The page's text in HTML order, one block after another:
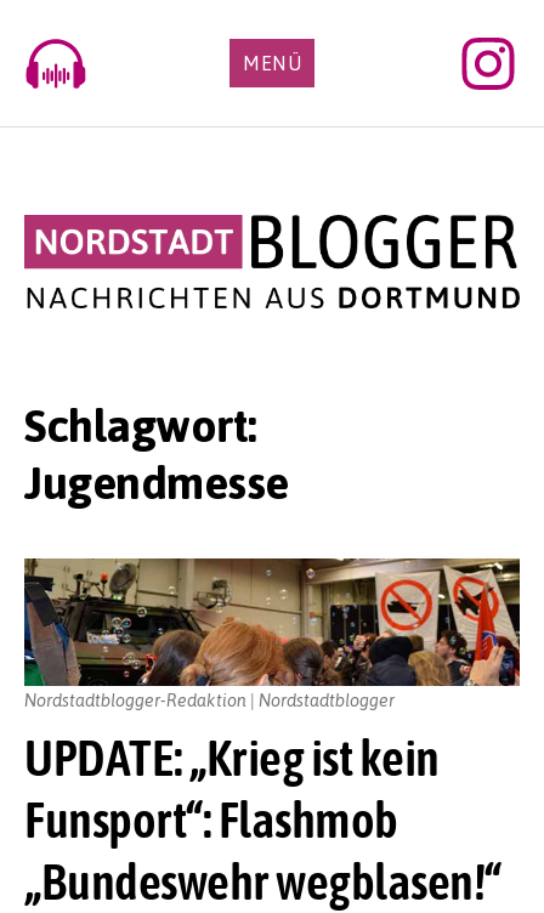
content
MENÜ
Schlagwort:
Jugendmesse
UPDATE: „Krieg ist kein
Funsport“: Flashmob
„Bundeswehr wegblasen!“
Nordstadtblogger-Redaktion | Nordstadtblogger